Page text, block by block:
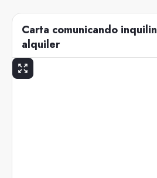
Carta comunicando
alquiler